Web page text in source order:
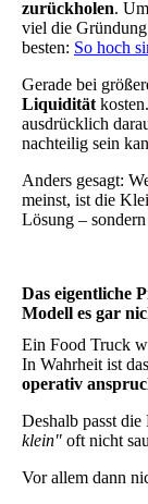
zurückholen.
viel die
besten: So hoch
Gerade bei
Liquidität
ausdrücklich
nachteilig sein
Anders gesagt:
meinst, ist die
Lösung –
Das eigentliche
Modell es gar
Ein Food Truck
In Wahrheit ist
operativ
Deshalb passt
klein" oft nicht
Vor allem dann